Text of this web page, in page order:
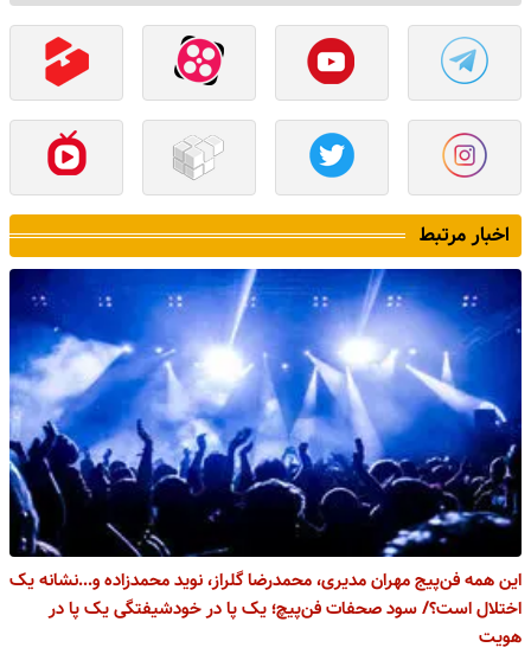
اخبار مرتبط
این همه فن‌پیج مهران مدیری، محمدرضا گلراز، نوید محمدزاده و...نشانه یک
اختلال است؟/ سود صحفات فن‌پیچ؛ یک پا در خودشیفتگی یک پا در
هویت